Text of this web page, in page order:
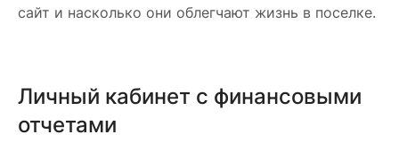
сайт и насколько они облегчают жизнь в поселке.
Личный кабинет с финансовыми
отчетами